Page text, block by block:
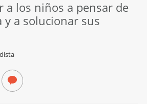
a los niños a pensar de
a solucionar sus